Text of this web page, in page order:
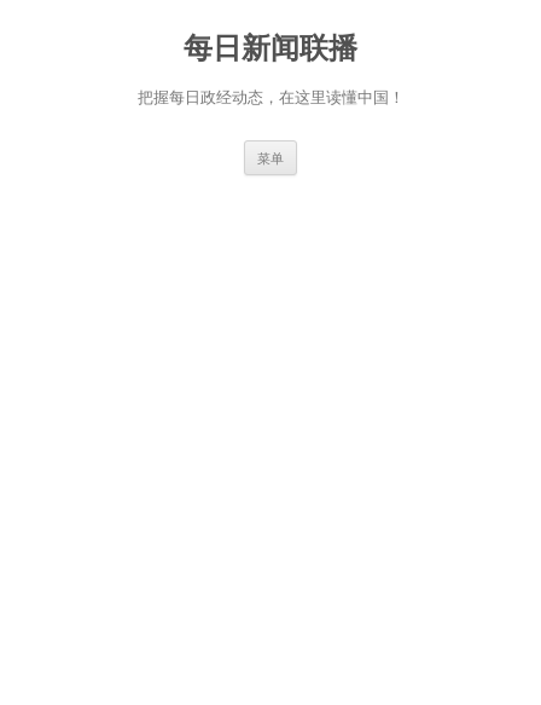
每日新闻联播
把握每日政经动态，在这里读懂中国！
菜单